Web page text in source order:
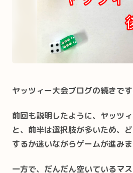
ヤッツィー大会ブログの続きです
前回も説明したように、ヤッツ
と、前半は選択肢が多いため、
するか迷いながらゲームが進みま
一方で、だんだん空いているマ